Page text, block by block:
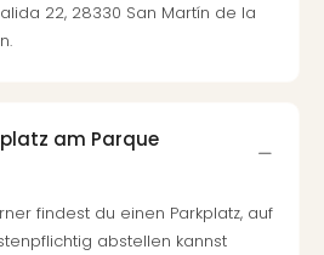
22, 28330 San Martín de la
am Parque
findest du einen Parkplatz, auf
abstellen kannst